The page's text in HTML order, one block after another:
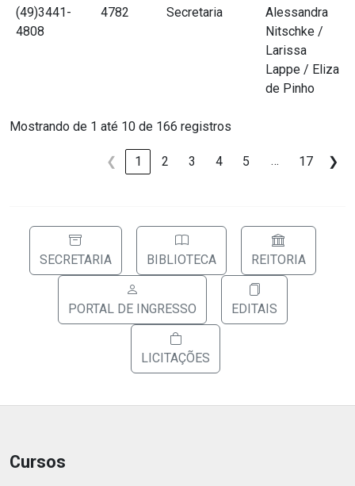
(49)3441-
4808
4782 Secretaria
Alessandra
Nitschke /
Larissa
Lappe / Eliza
de Pinho
Mostrando de 1 até 10 de 166 registros
❮ 1 2 3 4 5 … 17 ❯
SECRETARIA BIBLIOTECA REITORIA
PORTAL DE INGRESSO EDITAIS
LICITAÇÕES
Cursos